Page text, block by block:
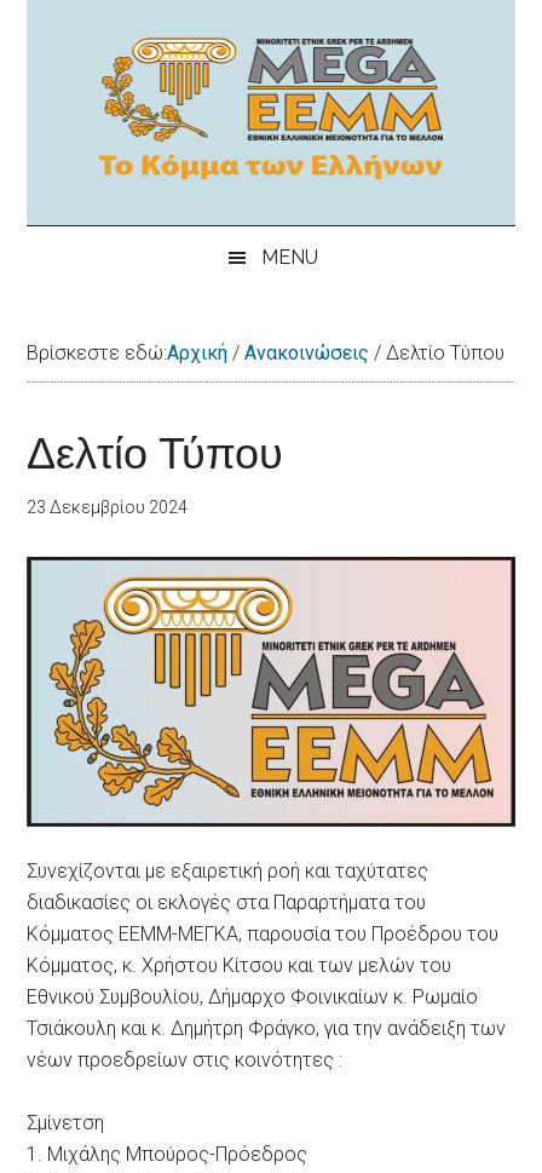
MEGA-
μέλλον"
MENU
Βρίσκεστε εδώ:Αρχική / Ανακοινώσεις / Δελτίο Τύπου
Δελτίο Τύπου
23 Δεκεμβρίου 2024
Συνεχίζονται με εξαιρετική ροή και ταχύτατες
διαδικασίες οι εκλογές στα Παραρτήματα του
Κόμματος ΕΕΜΜ-ΜΕΓΚΑ, παρουσία του Προέδρου του
Κόμματος, κ. Χρήστου Κίτσου και των μελών του
Εθνικού Συμβουλίου, Δήμαρχο Φοινικαίων κ. Ρωμαίο
Τσιάκουλη και κ. Δημήτρη Φράγκο, για την ανάδειξη των
νέων προεδρείων στις κοινότητες :
Σμίνετση
1. Μιχάλης Μπούρος-Πρόεδρος